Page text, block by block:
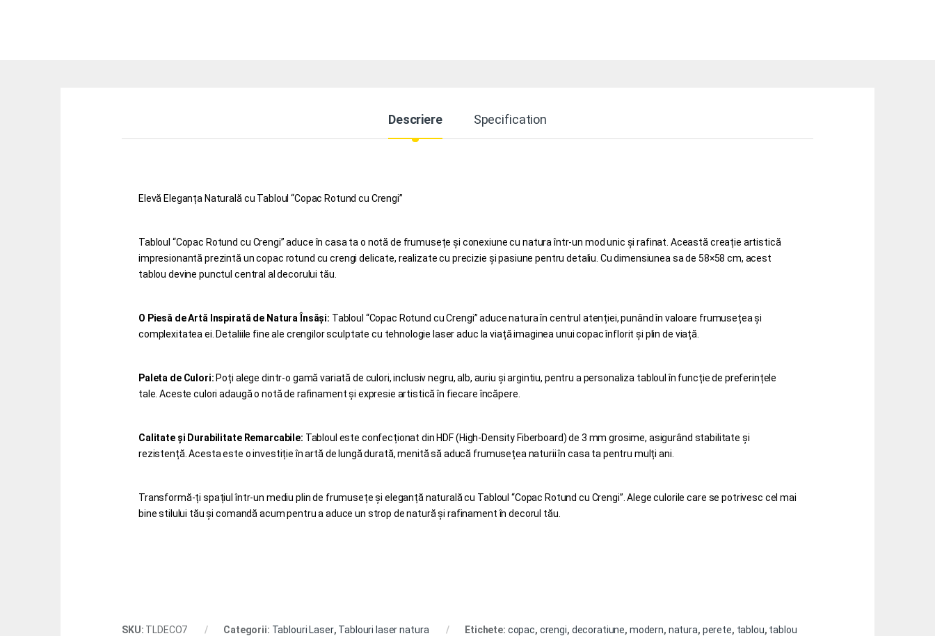
Descriere Specification
Elevă Eleganța Naturală cu Tabloul “Copac Rotund cu Crengi”
Tabloul “Copac Rotund cu Crengi” aduce în casa ta o notă de frumusețe și conexiune cu natura într-un mod unic și rafinat. Această creație artistică
impresionantă prezintă un copac rotund cu crengi delicate, realizate cu precizie și pasiune pentru detaliu. Cu dimensiunea sa de 58×58 cm, acest
tablou devine punctul central al decorului tău.
O Piesă de Artă Inspirată de Natura Însăși: Tabloul “Copac Rotund cu Crengi” aduce natura în centrul atenției, punând în valoare frumusețea și
complexitatea ei. Detaliile fine ale crengilor sculptate cu tehnologie laser aduc la viață imaginea unui copac înflorit și plin de viață.
Paleta de Culori: Poți alege dintr-o gamă variată de culori, inclusiv negru, alb, auriu și argintiu, pentru a personaliza tabloul în funcție de preferințele
tale. Aceste culori adaugă o notă de rafinament și expresie artistică în fiecare încăpere.
Calitate și Durabilitate Remarcabile: Tabloul este confecționat din HDF (High-Density Fiberboard) de 3 mm grosime, asigurând stabilitate și
rezistență. Acesta este o investiție în artă de lungă durată, menită să aducă frumusețea naturii în casa ta pentru mulți ani.
Transformă-ți spațiul într-un mediu plin de frumusețe și eleganță naturală cu Tabloul “Copac Rotund cu Crengi”. Alege culorile care se potrivesc cel mai
bine stilului tău și comandă acum pentru a aduce un strop de natură și rafinament în decorul tău.
SKU: TLDECO7 Categorii: Tablouri Laser, Tablouri laser natura Etichete: copac, crengi, decoratiune, modern, natura, perete, tablou, tablou